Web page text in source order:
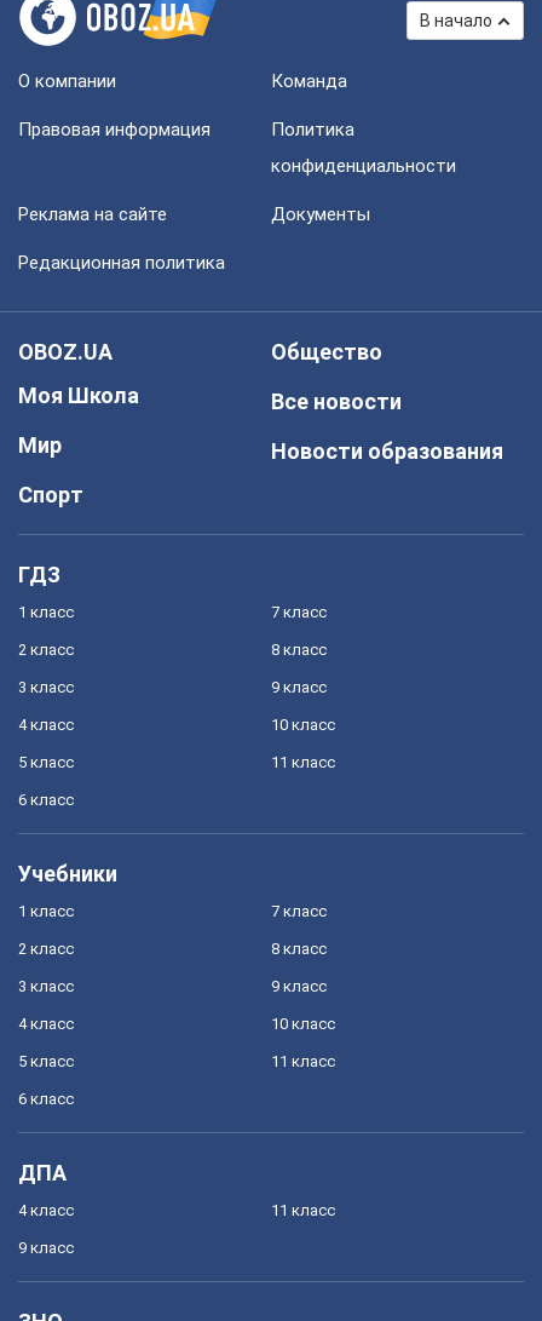
В начало
О компании Команда
Правовая информация
Политика
конфиденциальности
Реклама на сайте Документы
Редакционная политика
OBOZ.UA
Моя Школа
Мир
Спорт
Общество
Все новости
Новости образования
ГДЗ
1 класс
2 класс
3 класс
4 класс
5 класс
6 класс
7 класс
8 класс
9 класс
10 класс
11 класс
Учебники
1 класс
2 класс
3 класс
4 класс
5 класс
6 класс
7 класс
8 класс
9 класс
10 класс
11 класс
ДПА
4 класс
9 класс
11 класс